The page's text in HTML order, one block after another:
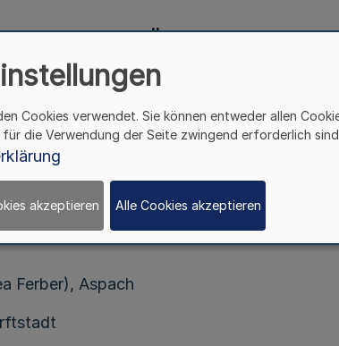
II.
Verleihung des Verdienstordens
des Landes Nordrhein-Westfalen
des Ministerpräsidenten – M 3
Vom 29. August 2018
Persönlichkeiten am 23. August 2018
Ferber), Aspach
Cookies verwendet. Sie können entweder allen
die Verwendung der Seite zwingend erforderlich
akzeptieren Alle Cookies akzeptieren